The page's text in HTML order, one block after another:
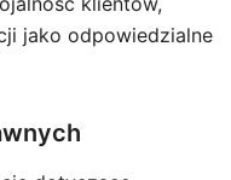
jako odpowiedzialne